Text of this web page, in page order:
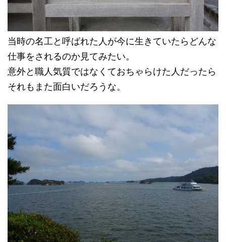
当時の名工と呼ばれた人が今に生きていたらどんな
仕事をされるのか見てみたい。
意外と職人気質ではなくておちゃらけた人だったら
それもまた面白いだろうな。